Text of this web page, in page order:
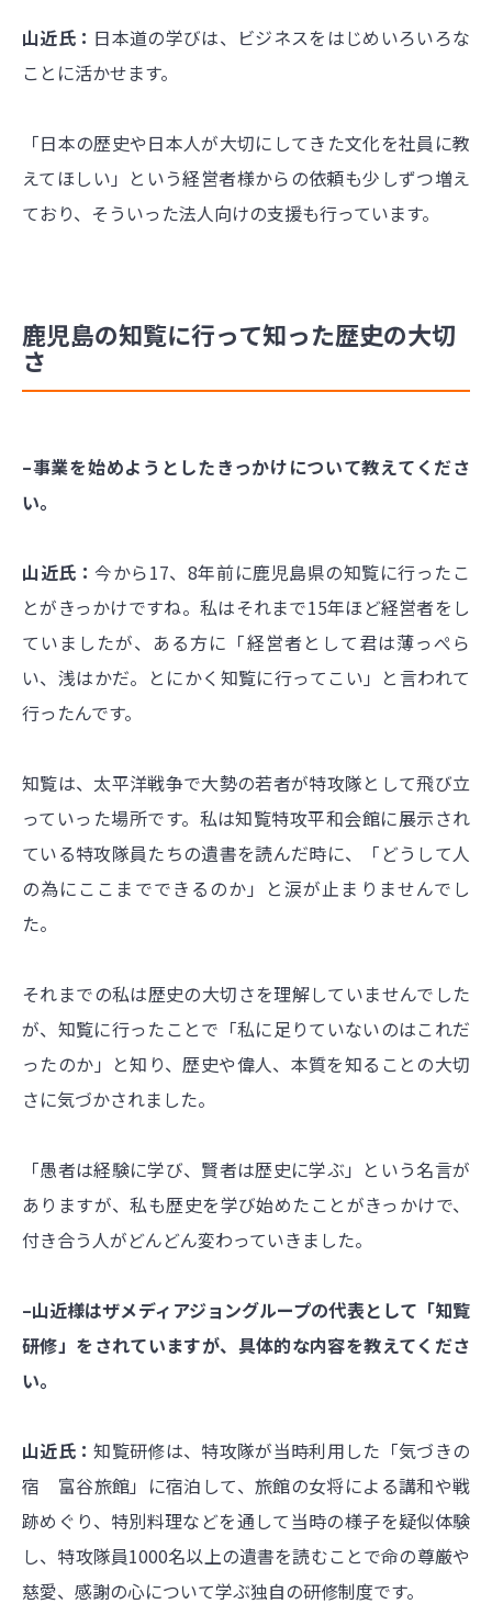
山近氏： 日本道の学びは、ビジネスをはじめいろいろな
ことに活かせます。
「日本の歴史や日本人が大切にしてきた文化を社員に教
えてほしい」という経営者様からの依頼も少しずつ増え
ており、そういった法人向けの支援も行っています。
鹿児島の知覧に行って知った歴史の大切
さ
–事業を始めようとしたきっかけについて教えてくださ
い。
山近氏：今から17、8年前に鹿児島県の知覧に行ったこ
とがきっかけですね。私はそれまで15年ほど経営者をし
ていましたが、ある方に「経営者として君は薄っぺら
い、浅はかだ。とにかく知覧に行ってこい」と言われて
行ったんです。
知覧は、太平洋戦争で大勢の若者が特攻隊として飛び立
っていった場所です。私は知覧特攻平和会館に展示され
ている特攻隊員たちの遺書を読んだ時に、「どうして人
の為にここまでできるのか」と涙が止まりませんでし
た。
それまでの私は歴史の大切さを理解していませんでした
が、知覧に行ったことで「私に足りていないのはこれだ
ったのか」と知り、歴史や偉人、本質を知ることの大切
さに気づかされました。
「愚者は経験に学び、賢者は歴史に学ぶ」という名言が
ありますが、私も歴史を学び始めたことがきっかけで、
付き合う人がどんどん変わっていきました。
–山近様はザメディアジョングループの代表として「知覧
研修」をされていますが、具体的な内容を教えてくださ
い。
山近氏：知覧研修は、特攻隊が当時利用した「気づきの
宿 富谷旅館」に宿泊して、旅館の女将による講和や戦
跡めぐり、特別料理などを通して当時の様子を疑似体験
し、特攻隊員1000名以上の遺書を読むことで命の尊厳や
慈愛、感謝の心について学ぶ独自の研修制度です。